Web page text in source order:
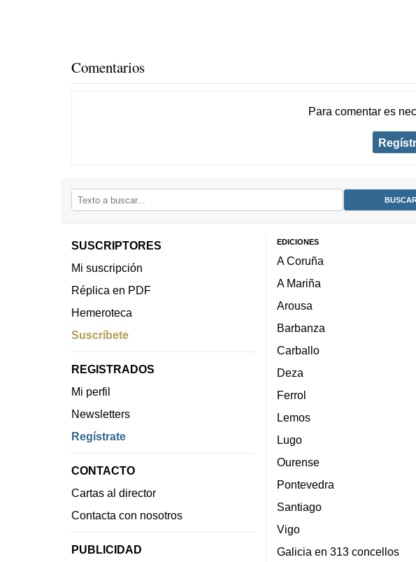
Comentarios
Para comentar es
SUSCRIPTORES
Mi suscripción
Réplica en PDF
Hemeroteca
Suscríbete
REGISTRADOS
Mi perfil
Newsletters
Regístrate
CONTACTO
Cartas al director
Contacta con nosotros
PUBLICIDAD
EDICIONES
A Coruña
A Mariña
Arousa
Barbanza
Carballo
Deza
Ferrol
Lemos
Lugo
Ourense
Pontevedra
Santiago
Vigo
Galicia en 313 concellos